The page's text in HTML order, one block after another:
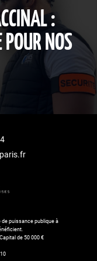
:
NOS
de puissance publique à
de 50 000 €